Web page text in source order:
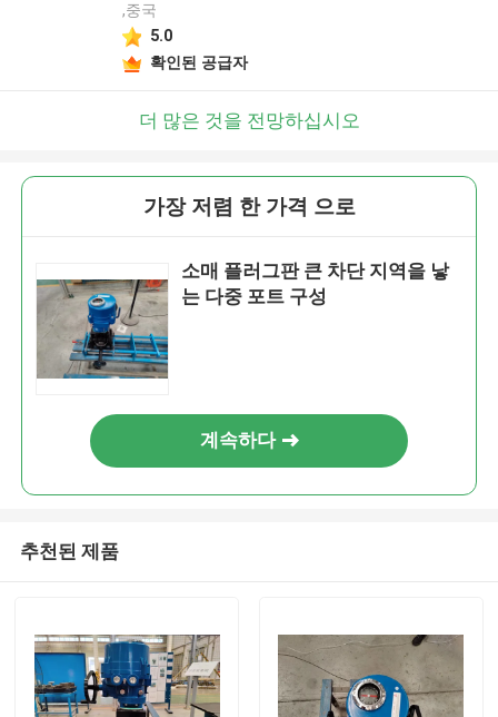
,중국
5.0
확인된 공급자
더 많은 것을 전망하십시오
가장 저렴 한 가격 으로
소매 플러그판 큰 차단 지역을 낳
는 다중 포트 구성
계속하다
추천된 제품